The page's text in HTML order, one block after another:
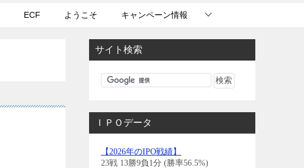
ECF ようこそ キャンペーン情報
サイト検索
ＩＰＯデータ
【2026年のIPO戦績】
23戦 13勝9負1分 (勝率56.5%)